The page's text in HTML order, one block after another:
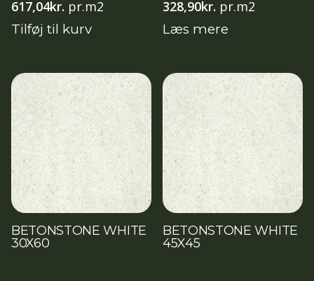
617,04kr. pr.m2
Tilføj til kurv
328,90kr. pr.m2
Læs mere
BETONSTONE WHITE
30X60
BETONSTONE WHITE
45X45